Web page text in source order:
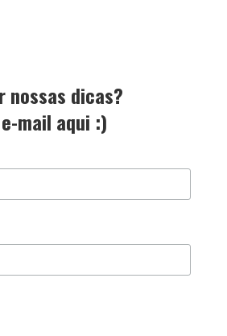
nossas dicas?
mail aqui :)